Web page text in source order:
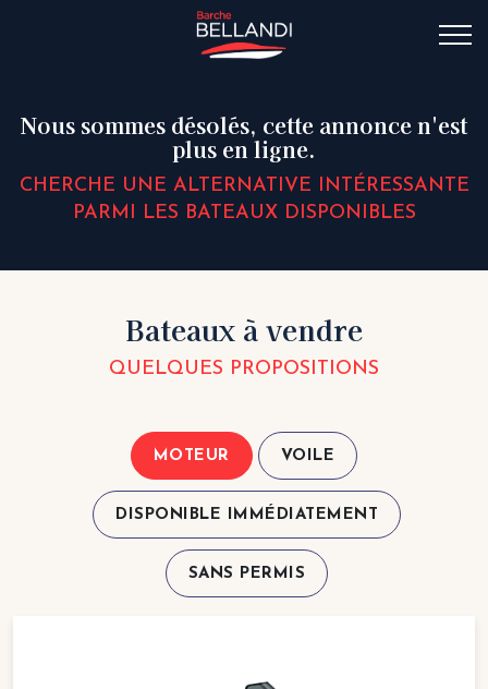
Nous sommes désolés, cette annonce n'est
plus en ligne.
CHERCHE UNE ALTERNATIVE INTÉRESSANTE
PARMI LES BATEAUX DISPONIBLES
Bateaux à vendre
QUELQUES PROPOSITIONS
MOTEUR VOILE
DISPONIBLE IMMÉDIATEMENT
SANS PERMIS